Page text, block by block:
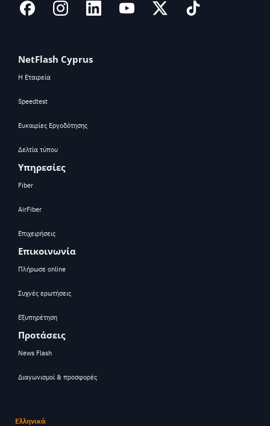
NetFlash Cyprus
Η Εταιρεία
Speedtest
Ευκαιρίες Εργοδότησης
Δελτία τύπου
Υπηρεσίες
Fiber
AirFiber
Επιχειρήσεις
Επικοινωνία
Πλήρωσε online
Συχνές ερωτήσεις
Εξυπηρέτηση
Προτάσεις
News Flash
Διαγωνισμοί & προσφορές
Ελληνικά